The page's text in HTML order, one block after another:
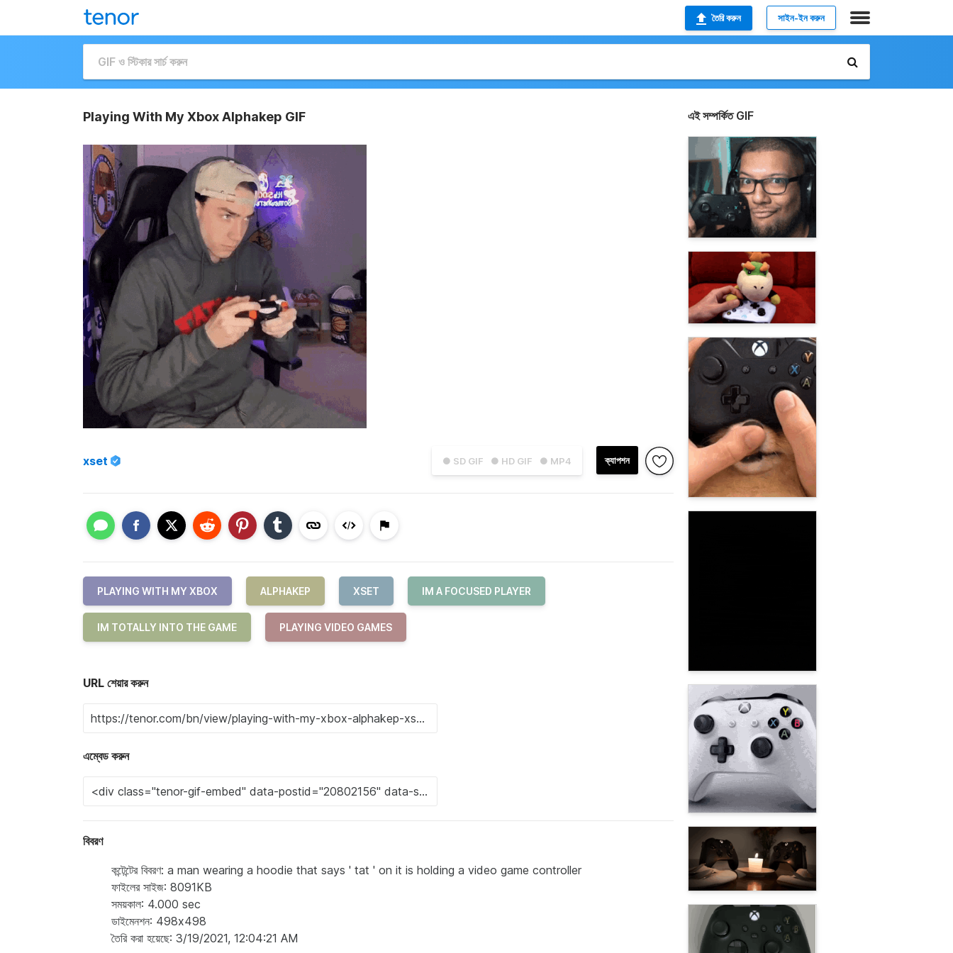
তৈরি করুন সাইন-ইন করুন
Playing With My Xbox Alphakep GIF
● SD GIF ● HD GIF ● MP4 ক্যাপশন
xset
PLAYING WITH MY XBOX ALPHAKEP XSET IM A FOCUSED PLAYER
IM TOTALLY INTO THE GAME PLAYING VIDEO GAMES
URL শেয়ার করুন
এম্বেড করুন
বিবরণ
কন্টেন্টের বিবরণ: a man wearing a hoodie that says ' tat ' on it is holding a video game controller
ফাইলের সাইজ: 8091KB
সময়কাল: 4.000 sec
ডাইমেনশন: 498x498
তৈরি করা হয়েছে: 3/19/2021, 12:04:21 AM
এই সম্পর্কিত GIF